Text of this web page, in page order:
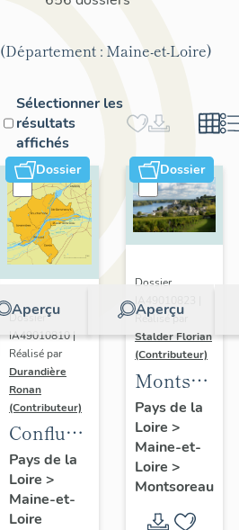
(Département : Maine-et-Loire)
Sélectionner les
résultats
affichés
Dossier
Aperçu
Dossier
IA49010810 |
Réalisé par
Durandière
Ronan
(Contributeur)
Confluence
Maine-
Loire :
présentation
Pays de la
Loire >
Maine-et-
Loire
Dossier
Aperçu
Dossier
IA49010823 |
Réalisé par
Stalder Florian
(Contributeur)
Montsoreau
:
de la
commune
Pays de la
Loire >
Maine-et-
Loire >
Montsoreau